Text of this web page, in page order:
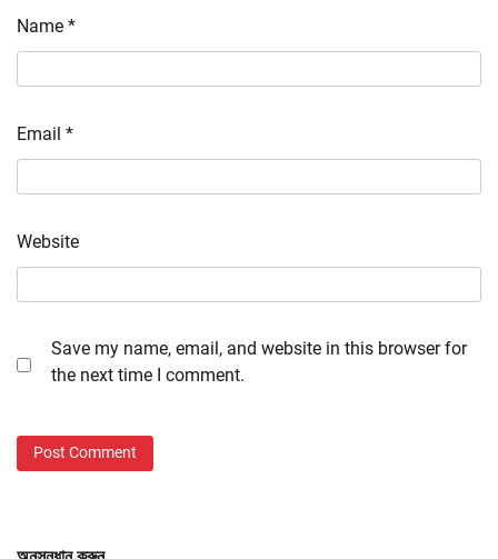
Name *
Email *
Website
Save my name, email, and website in this browser for
the next time I comment.